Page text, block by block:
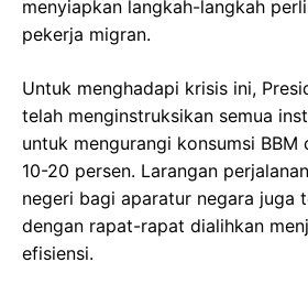
menyiapkan langkah-langkah
pekerja migran.
Untuk menghadapi krisis ini,
telah menginstruksikan semua
untuk mengurangi konsumsi BBM
10-20 persen. Larangan
negeri bagi aparatur negara juga
dengan rapat-rapat dialihkan
efisiensi.